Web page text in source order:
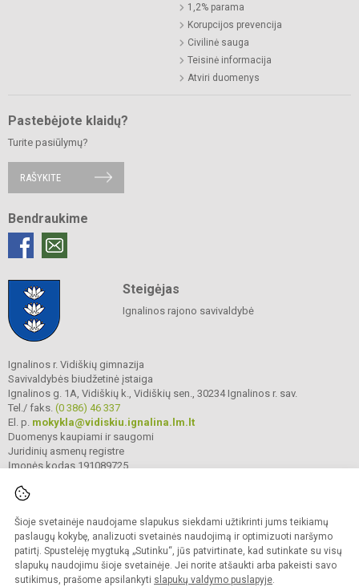
Šioje svetainėje naudojame slapukus siekdami užtikrinti jums teikiamų
paslaugų kokybę, analizuoti svetainės naudojimą ir optimizuoti naršymo
patirtį. Spustelėję mygtuką „Sutinku“, jūs patvirtinate, kad sutinkate su visų
slapukų naudojimu šioje svetainėje. Jei norite atšaukti arba pakeisti savo
sutikimus, prašome apsilankyti slapukų valdymo puslapyje.
1,2% parama
Korupcijos prevencija
Civilinė sauga
Teisinė informacija
Atviri duomenys
Pastebėjote klaidų?
Turite pasiūlymų?
RAŠYKITE
Bendraukime
Steigėjas
Ignalinos rajono savivaldybė
Ignalinos r. Vidiškių gimnazija
Savivaldybės biudžetinė įstaiga
Ignalinos g. 1A, Vidiškių k., Vidiškių sen., 30234 Ignalinos r. sav.
Tel./ faks. (0 386) 46 337
El. p. mokykla@vidiskiu.ignalina.lm.lt
Duomenys kaupiami ir saugomi
Juridinių asmenų registre
Įmonės kodas 191089725
© 2025. Ignalinos r. Vidiškių gimnazija. Visos teisės saugomos.
Kopijuoti turinį be raštiško gimnazijos sutikimo griežtai draudžiama.
Prieinamumo paraiška Slapukų valdymas
Sumanus būdas atnaujinti